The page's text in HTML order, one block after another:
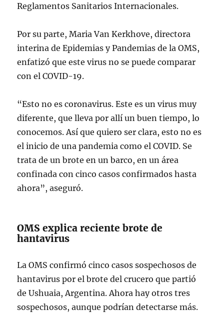
Reglamentos Sanitarios Internacionales.
Por su parte, Maria Van Kerkhove, directora
interina de Epidemias y Pandemias de la OMS,
enfatizó que este virus no se puede comparar
con el COVID-19.
“Esto no es coronavirus. Este es un virus muy
diferente, que lleva por allí un buen tiempo, lo
conocemos. Así que quiero ser clara, esto no es
el inicio de una pandemia como el COVID. Se
trata de un brote en un barco, en un área
confinada con cinco casos confirmados hasta
ahora”, aseguró.
OMS explica reciente brote de
hantavirus
La OMS confirmó cinco casos sospechosos de
hantavirus por el brote del crucero que partió
de Ushuaia, Argentina. Ahora hay otros tres
sospechosos, aunque podrían detectarse más.